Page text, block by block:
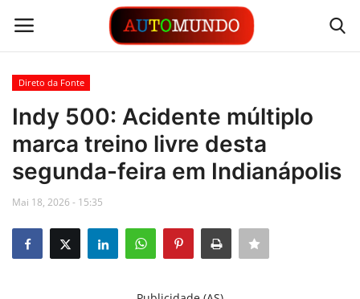
Login
Contato
Links
Busca Direta
Direto da Fonte
Indy 500: Acidente múltiplo
marca treino livre desta
segunda-feira em Indianápolis
Mai 18, 2026 - 15:35